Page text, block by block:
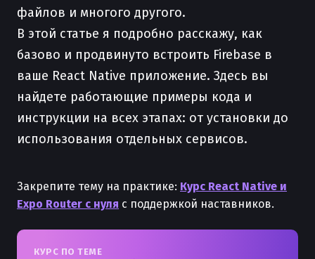
файлов и многого другого.
В этой статье я подробно расскажу, как
базово и продвинуто встроить Firebase в
ваше React Native приложение. Здесь вы
найдете работающие примеры кода и
инструкции на всех этапах: от установки до
использования отдельных сервисов.
Закрепите тему на практике: Курс React Native и
Expo Router с нуля с поддержкой наставников.
КУРС ПО ТЕМЕ